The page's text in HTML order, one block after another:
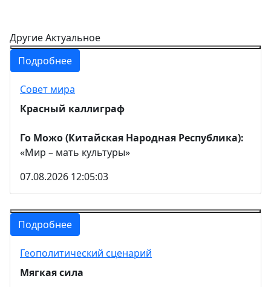
Другие Актуальное
Подробнее
Совет мира
Красный каллиграф
Го Можо (Китайская Народная Республика):
«Мир – мать культуры»
07.08.2026 12:05:03
Подробнее
Геополитический сценарий
Мягкая сила